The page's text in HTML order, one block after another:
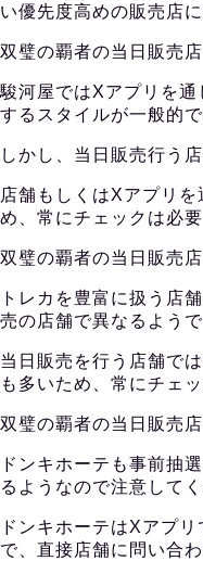
い優先度高めの販売店
双璧の覇者の当日販売
駿河屋ではXアプリを
するスタイルが一般的で
しかし、当日販売行う
店舗もしくはXアプリ
め、常にチェックは必要
双璧の覇者の当日販売
トレカを豊富に扱う店
売の店舗で異なるようで
当日販売を行う店舗では
も多いため、常にチェ
双璧の覇者の当日販売
ドンキホーテも事前抽
るようなので注意してく
ドンキホーテはXアプ
で、直接店舗に問い合